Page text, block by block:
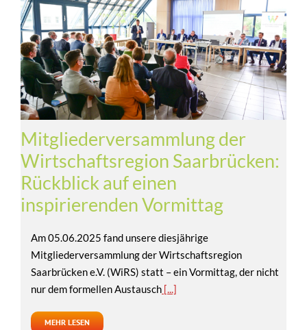
Mitgliederversammlung der
Wirtschaftsregion Saarbrücken:
Rückblick auf einen
inspirierenden Vormittag
Am 05.06.2025 fand unsere diesjährige
Mitgliederversammlung der Wirtschaftsregion
Saarbrücken e.V. (WiRS) statt – ein Vormittag, der nicht
nur dem formellen Austausch[...]
MEHR LESEN